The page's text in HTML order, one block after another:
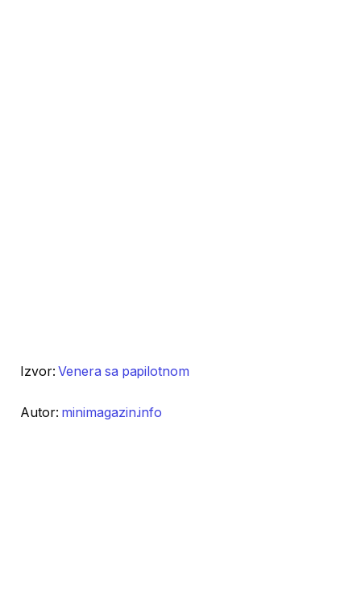
Izvor:Venera sa papilotnom
Autor: minimagazin.info